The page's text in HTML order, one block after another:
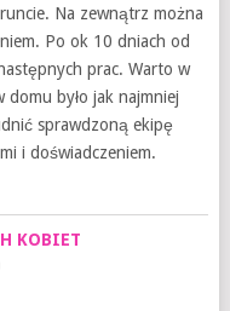
Na zewnątrz można
Po ok 10 dniach od
prac. Warto w
domu było jak najmniej
sprawdzoną ekipę
i doświadczeniem.
KOBIET